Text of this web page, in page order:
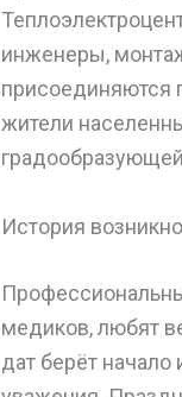
инженеры,
присоединяются
жители
История
медиков, любят
дат берёт